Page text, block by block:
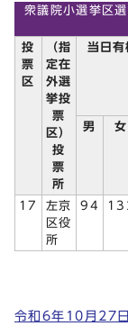
衆議院小選挙区
投
票
区
（指
定在
外選
挙投
票
区）
投
票
所
当日有
男 女
17
左京
区役
所
94
令和6年10月27